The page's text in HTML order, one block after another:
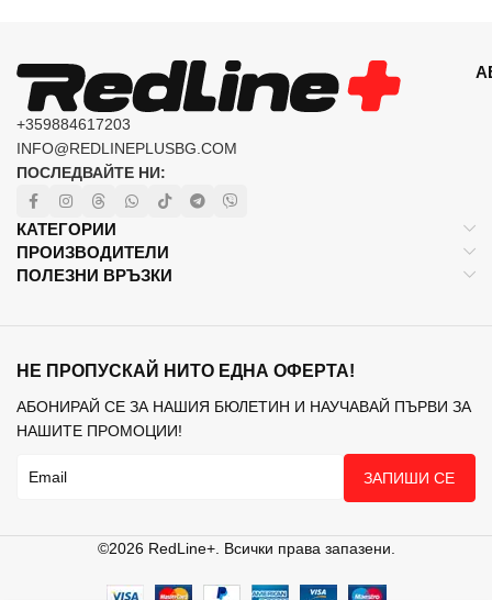
+359884617203
INFO@REDLINEPLUSBG.COM
ПОСЛЕДВАЙТЕ НИ:
КАТЕГОРИИ
ПРОИЗВОДИТЕЛИ
ПОЛЕЗНИ ВРЪЗКИ
НЕ ПРОПУСКАЙ НИТО ЕДНА ОФЕРТА!
АБОНИРАЙ СЕ ЗА НАШИЯ БЮЛЕТИН И НАУЧАВАЙ ПЪРВИ ЗА
НАШИТЕ ПРОМОЦИИ!
ЗАПИШИ СЕ
©2026 RedLine+. Всички права запазени.